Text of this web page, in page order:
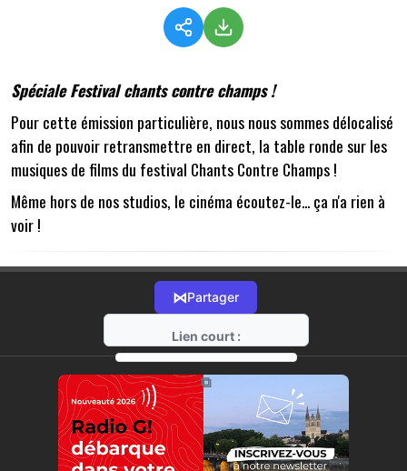
Spéciale Festival chants contre champs !
Pour cette émission particulière, nous nous sommes délocalisé
afin de pouvoir retransmettre en direct, la table ronde sur les
musiques de films du festival Chants Contre Champs !
Même hors de nos studios, le cinéma écoutez-le... ça n'a rien à
voir !
⋈Partager
Lien court :
https://radio-g.fr?14202
⧉